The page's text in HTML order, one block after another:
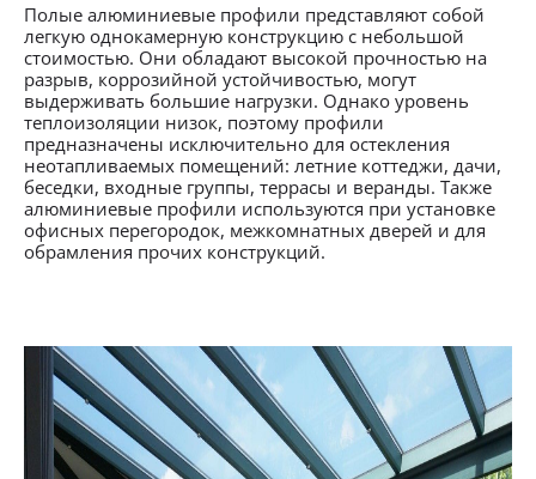
Полые алюминиевые профили представляют собой
легкую однокамерную конструкцию с небольшой
стоимостью. Они обладают высокой прочностью на
разрыв, коррозийной устойчивостью, могут
выдерживать большие нагрузки. Однако уровень
теплоизоляции низок, поэтому профили
предназначены исключительно для остекления
неотапливаемых помещений: летние коттеджи, дачи,
беседки, входные группы, террасы и веранды. Также
алюминиевые профили используются при установке
офисных перегородок, межкомнатных дверей и для
обрамления прочих конструкций.